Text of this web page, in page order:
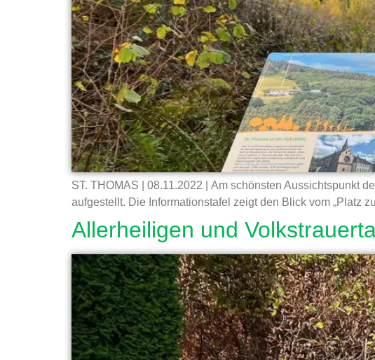
ST. THOMAS | 08.11.2022 | Am schönsten Aussichtspunkt
aufgestellt. Die Informationstafel zeigt den Blick vom „Platz
Allerheiligen und